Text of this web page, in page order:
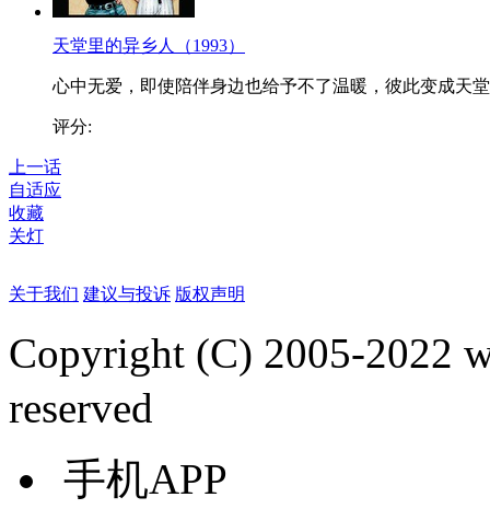
天堂里的异乡人（1993）
心中无爱，即使陪伴身边也给予不了温暖，彼此变成天
评分:
上一话
自适应
收藏
关灯
关于我们 建议与投诉 版权声明
Copyright (C) 2005-2022
reserved
手机APP